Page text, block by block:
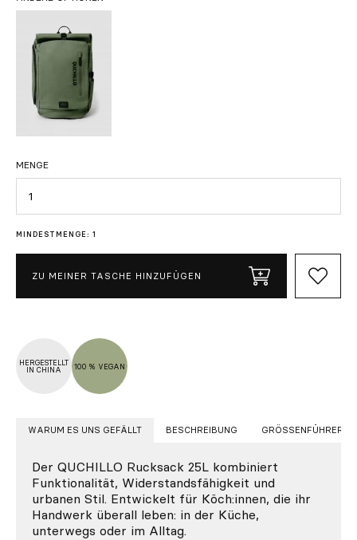
MENGE
MINDESTMENGE: 1
ZU MEINER TASCHE HINZUFÜGEN
HERGESTELLT
IN CHINA
100 % VEGAN
WARUM ES UNS GEFÄLLT BESCHREIBUNG GRÖSSENFÜHRER
Der QUCHILLO Rucksack 25L kombiniert
Funktionalität, Widerstandsfähigkeit und
urbanen Stil. Entwickelt für Köch:innen, die ihr
Handwerk überall leben: in der Küche,
unterwegs oder im Alltag.